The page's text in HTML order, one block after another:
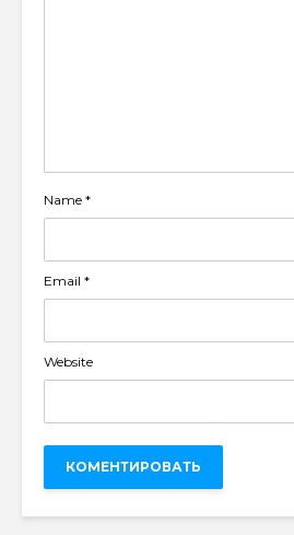
Name *
Email *
Website